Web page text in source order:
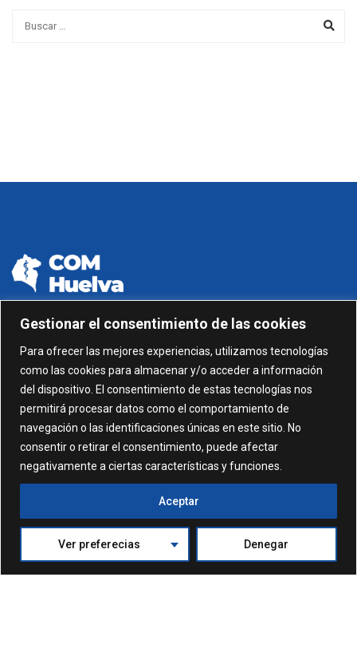
Gestionar el consentimiento de las cookies
Para ofrecer las mejores experiencias, utilizamos tecnologías
como las cookies para almacenar y/o acceder a información
del dispositivo. El consentimiento de estas tecnologías nos
permitirá procesar datos como el comportamiento de
navegación o las identificaciones únicas en este sitio. No
consentir o retirar el consentimiento, puede afectar
negativamente a ciertas características y funciones.
Ver preferecias Denegar
Aceptar
C/ Gonzalez García nº 11, 1º 21003 Huelva
administracion@comhuelva.com